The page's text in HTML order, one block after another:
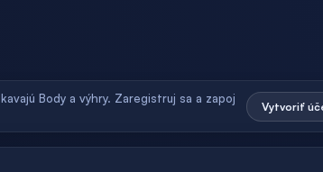
Body a výhry. Zaregistruj sa a zapoj
Vytvoriť